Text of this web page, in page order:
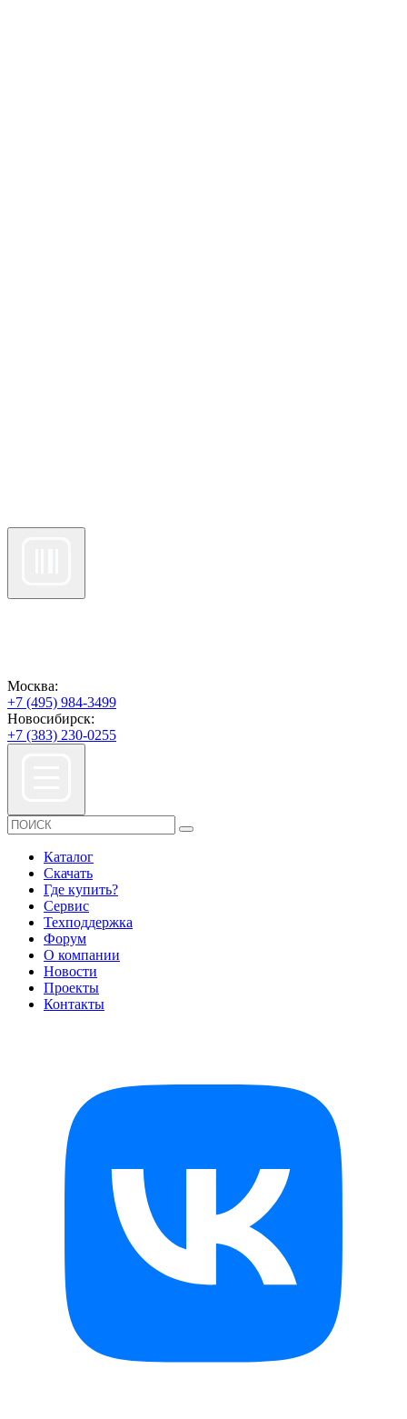
Москва:
+7 (495) 984-3499
Новосибирск:
+7 (383) 230-0255
Каталог
Скачать
Где купить?
Сервис
Техподдержка
Форум
О компании
Новости
Проекты
Контакты